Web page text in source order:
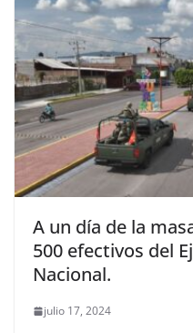
A un día de la
500 efectivos del
Nacional.
julio 17, 2024